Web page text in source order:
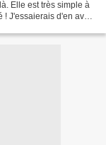
Elle est très simple à
J'essaierais d'en avoir